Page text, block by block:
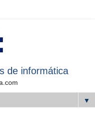
de informática
▼